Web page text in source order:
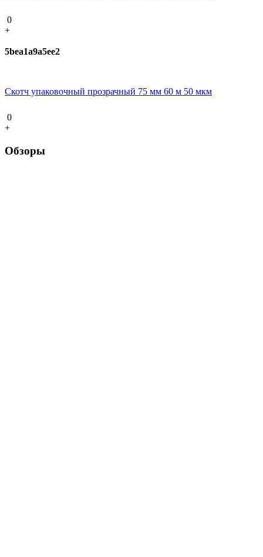
0
+
5bea1a9a5ee2
Скотч упаковочный прозрачный 75 мм 60 м 50 мкм
0
+
Обзоры